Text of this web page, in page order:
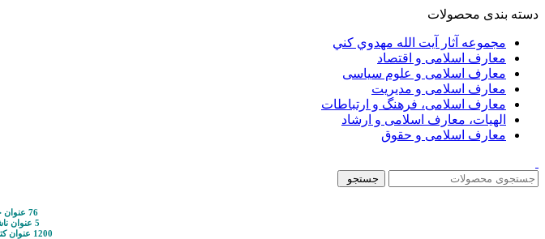
دسته بندی محصولات
مجموعه آثار آيت الله مهدوي كني
معارف اسلامی و اقتصاد
معارف اسلامی و علوم سیاسی
معارف اسلامی و مدیریت
معارف اسلامی، فرهنگ و ارتباطات
الهیات، معارف اسلامی و ارشاد
معارف اسلامی و حقوق
جستجو
76 عنوان جایزه کتاب
5 عنوان ناشر برگزیده
1200 عنوان کتاب منتشرشده